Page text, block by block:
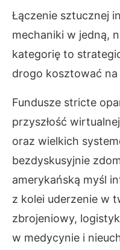
Łączenie sztucznej
mechaniki w jedną,
kategorię to
drogo kosztować na
Fundusze stricte
przyszłość
oraz wielkich
bezdyskusyjnie
amerykańską myśl
z kolei uderzenie w
zbrojeniowy,
w medycynie i